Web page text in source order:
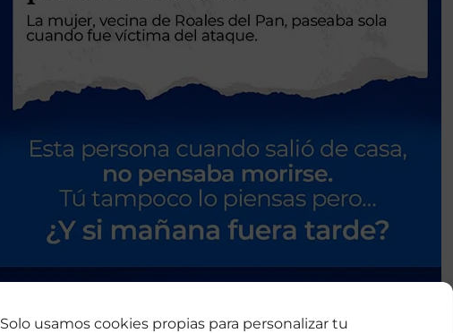
Solo usamos cookies propias para personalizar tu